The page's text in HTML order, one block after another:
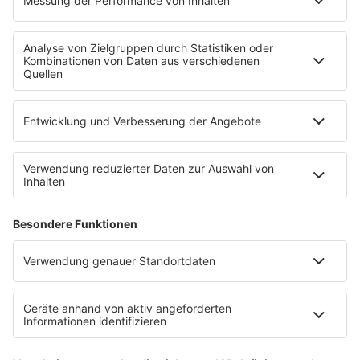
Uniklinik Tübingen eröffnet neues
Fahrradparkhaus
Die Uniklinik Tübingen hat ein neues Fahrradparkhaus
eröffnet. Direkt an der Medizinischen Klinik bietet es
E-Bikes über eine Photovoltaikanlage auf dem …
Impressum